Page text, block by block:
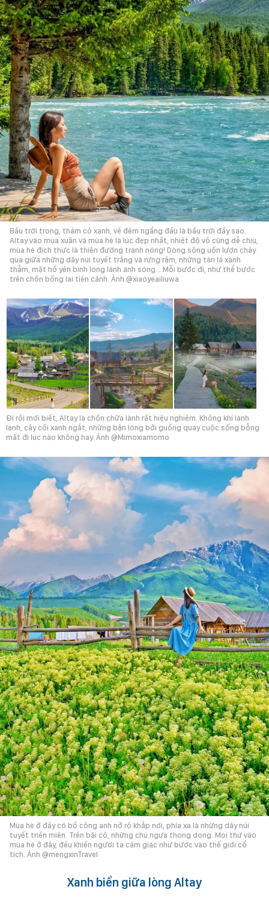
Bầu trời trong, thảm cỏ xanh, về đêm ngẩng đầu là bầu trời đầy sao.
Altay vào mùa xuân và mùa hè là lúc đẹp nhất, nhiệt độ vô cùng dễ chịu,
mùa hè đích thực là thiên đường tránh nóng! Dòng sông uốn lượn chảy
qua giữa những dãy núi tuyết trắng và rừng rậm, những tán lá xanh
thẫm, mặt hồ yên bình lóng lánh ánh sóng... Mỗi bước đi, như thể bước
trên chốn bồng lai tiên cảnh. Ảnh @xiaoyeailiuwa
Đi rồi mới biết, Altay là chốn chữa lành rất hiệu nghiệm. Không khí lành
lạnh, cây cối xanh ngắt, những bận lòng bởi guồng quay cuộc sống bỗng
mất đi lúc nào không hay. Ảnh @Mimoxiamomo
Mùa hè ở đây có bồ công anh nở rộ khắp nơi, phía xa là những dãy núi
tuyết triền miên. Trên bãi cỏ, những chú ngựa thong dong. Mọi thứ vào
mùa hè ở đây, đều khiến người ta cảm giác như bước vào thế giới cổ
tích. Ảnh @mengxinTravel
Xanh biển giữa lòng Altay